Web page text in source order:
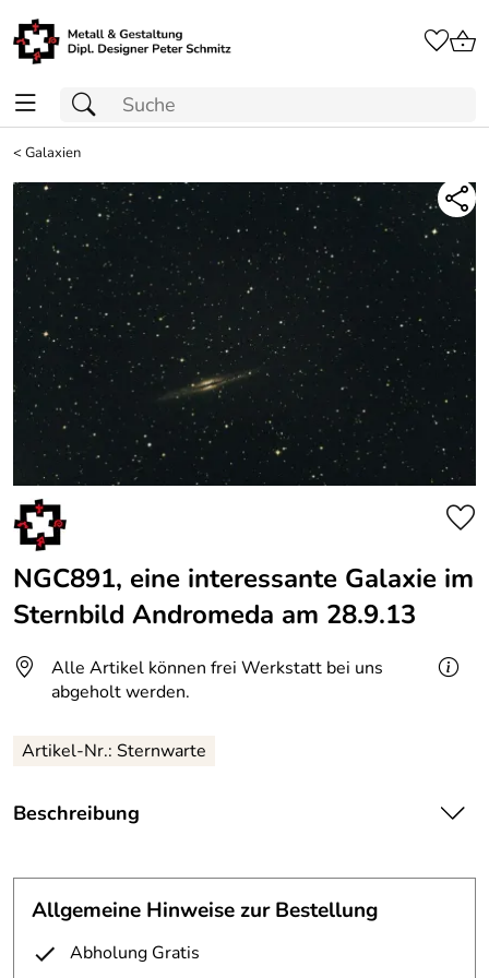
<Galaxien
NGC891, eine interessante Galaxie im
Sternbild Andromeda am 28.9.13
Alle Artikel können frei Werkstatt bei uns
abgeholt werden.
Artikel-Nr.: Sternwarte
Beschreibung
Andromeda.
Am 28.8.13 haben wir mal die Montierung mit einer
neuen Software “eingescheinert”. Vereinfach gesagt ist das
die Optimierung der Polausrichtung.
Allgemeine Hinweise zur Bestellung
Abholung Gratis